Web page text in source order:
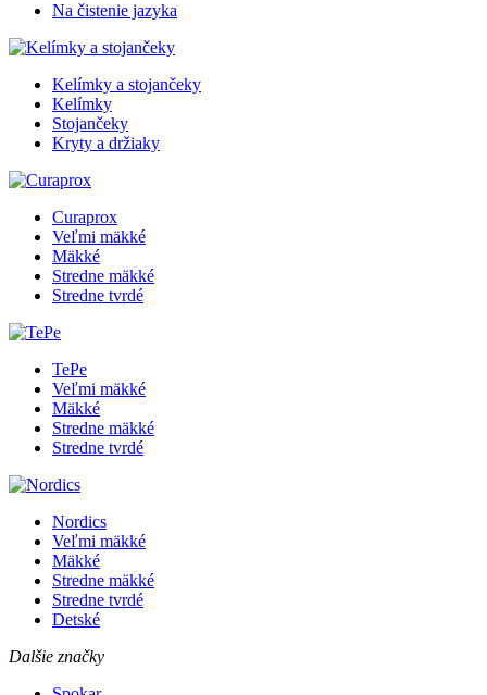
Na čistenie jazyka
Kelímky a stojančeky
Kelímky
Stojančeky
Kryty a držiaky
Curaprox
Veľmi mäkké
Mäkké
Stredne mäkké
Stredne tvrdé
TePe
Veľmi mäkké
Mäkké
Stredne mäkké
Stredne tvrdé
Nordics
Veľmi mäkké
Mäkké
Stredne mäkké
Stredne tvrdé
Detské
Dalšie značky